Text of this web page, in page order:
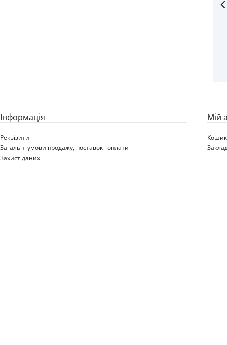
Iнформація
Реквізити
Загальні умови продажу, поставок і оплати
Захист даних
Мій
Кошик